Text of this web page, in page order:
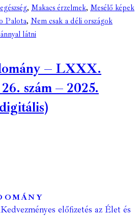
, Makacs érzelmek, Mesélő képek
Palota, Nem csak a déli országok
látni
– LXXX.
szám – 2025.
Kedvezményes előfizetés az Élet és